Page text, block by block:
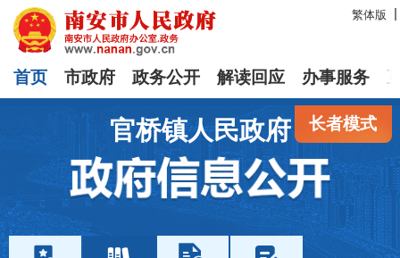
繁体版
首页 市政府 政务公开 解读回应 办事服务
长者模式
官桥镇人民政府